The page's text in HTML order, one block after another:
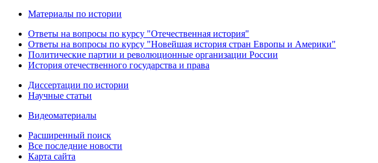
Материалы по истории
Ответы на вопросы по курсу "Отечественная история"
Ответы на вопросы по курсу "Новейшая история стран Европы и Америки"
Политические партии и революционные организации России
История отечественного государства и права
Диссертации по истории
Научные статьи
Видеоматериалы
Расширенный поиск
Все последние новости
Карта сайта